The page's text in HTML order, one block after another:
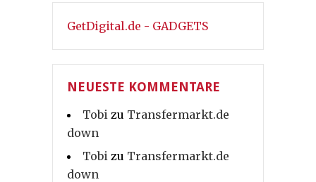
GetDigital.de - GADGETS
NEUESTE KOMMENTARE
Tobi zu Transfermarkt.de
down
Tobi zu Transfermarkt.de
down